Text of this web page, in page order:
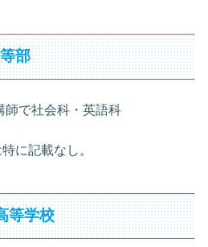
部
師で社会科・英語科
に記載なし。
等学校